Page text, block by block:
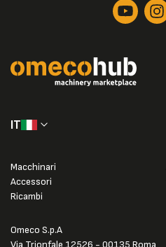
IT
Omeco S.p.A
Via Trionfale 12526 - 00135 Roma
Macchinari
Accessori
Ricambi